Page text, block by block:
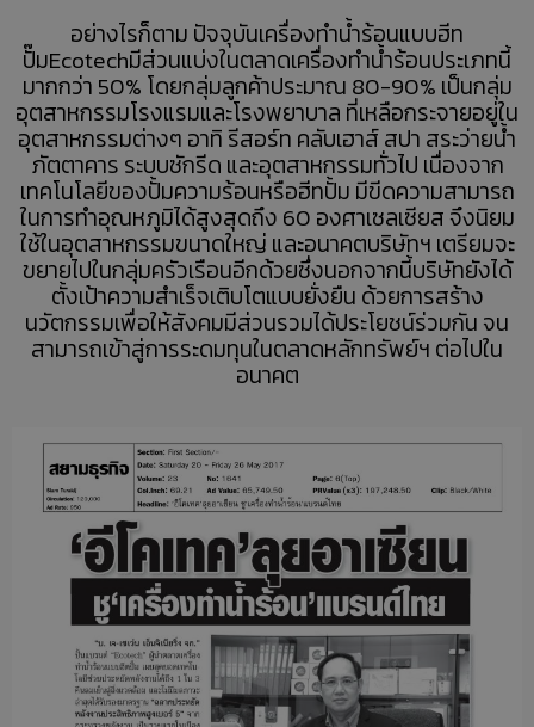
อย่างไรก็ตาม ปัจจุบันเครื่องทำน้ำร้อนแบบฮีท
ปั๊มEcotechมีส่วนแบ่งในตลาดเครื่องทำน้ำร้อนประเภทนี้
มากกว่า 50% โดยกลุ่มลูกค้าประมาณ 80-90% เป็นกลุ่ม
อุตสาหกรรมโรงแรมและโรงพยาบาล ที่เหลือกระจายอยู่ใน
อุตสาหกรรมต่างๆ อาทิ รีสอร์ท คลับเฮาส์ สปา สระว่ายน้ำ
ภัตตาคาร ระบบซักรีด และอุตสาหกรรมทั่วไป เนื่องจาก
เทคโนโลยีของปั้มความร้อนหรือฮีทปั้ม มีขีดความสามารถ
ในการทำอุณหภูมิได้สูงสุดถึง 60 องศาเซลเซียส จึงนิยม
ใช้ในอุตสาหกรรมขนาดใหญ่ และอนาคตบริษัทฯ เตรียมจะ
ขยายไปในกลุ่มครัวเรือนอีกด้วยซึ่งนอกจากนี้บริษัทยังได้
ตั้งเป้าความสำเร็จเติบโตแบบยั่งยืน ด้วยการสร้าง
นวัตกรรมเพื่อให้สังคมมีส่วนรวมได้ประโยชน์ร่วมกัน จน
สามารถเข้าสู่การระดมทุนในตลาดหลักทรัพย์ฯ ต่อไปใน
อนาคต